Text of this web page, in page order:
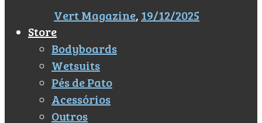
Vert Magazine, 19/12/2025
Store
Bodyboards
Wetsuits
Pés de Pato
Acessórios
Outros